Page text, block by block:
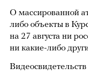
О массированной
либо объекты в
на 27 августа ни
ни какие-либо